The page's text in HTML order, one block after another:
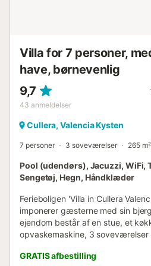
Villa for 7 personer,
have, børnevenlig
9,7
43 anmeldelser
Cullera, Valencia Kysten
7 personer 3 soveværelser 265 m²
Pool (udendørs), Jacuzzi, WiFi,
Sengetøj, Hegn, Håndklæder
Ferieboligen 'Villa in Cullera
imponerer gæsterne med sin
ejendom består af en stue, et
opvaskemaskine, 3
inkluderer højhastigheds-Wi-Fi
GRATIS afbestilling